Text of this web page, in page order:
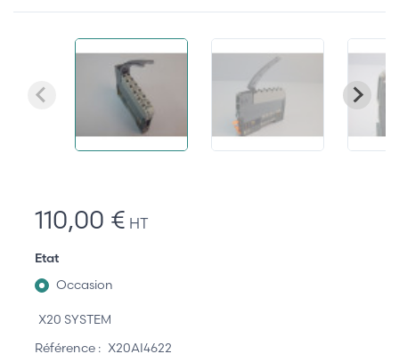
110,00 € HT
Etat
Occasion
X20 SYSTEM
Référence : X20AI4622